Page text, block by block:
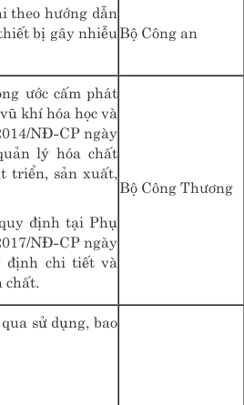
theo hướng dẫn
bị gây nhiễuBộ Công an
ước cấm phát
khí hóa học và
NĐ-CP ngày
lý hóa chất
triển, sản xuất,
định tại Phụ
NĐ-CP ngày
định chi tiết và
Bộ Công Thương
sử dụng, bao